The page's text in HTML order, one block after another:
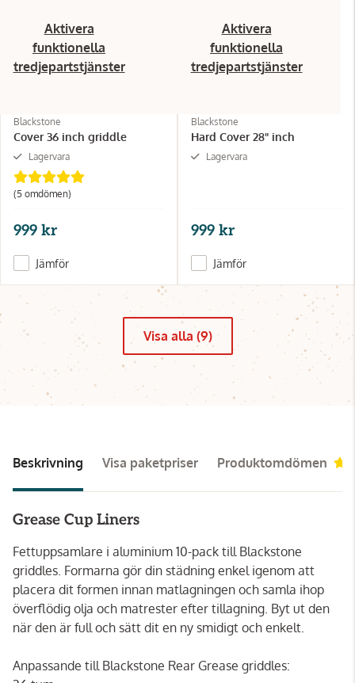
Aktivera
funktionella
tredjepartstjänster
Blackstone
Cover 36 inch griddle
Lagervara
(5 omdömen)
999 kr
Jämför
Aktivera
funktionella
tredjepartstjänster
Blackstone
Hard Cover 28" inch
Lagervara
999 kr
Jämför
Visa alla (9)
Beskrivning Visa paketpriser Produktomdömen
Grease Cup Liners
Fettuppsamlare i aluminium 10-pack till Blackstone
griddles. Formarna gör din städning enkel igenom att
placera dit formen innan matlagningen och samla ihop
överflödig olja och matrester efter tillagning. Byt ut den
när den är full och sätt dit en ny smidigt och enkelt.
Anpassande till Blackstone Rear Grease griddles: